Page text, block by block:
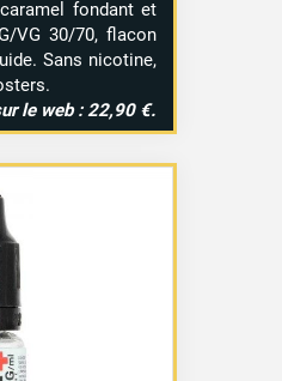
fondant et
VG 30/70, flacon
Sans nicotine,
le web : 22,90 €.
Plage
: